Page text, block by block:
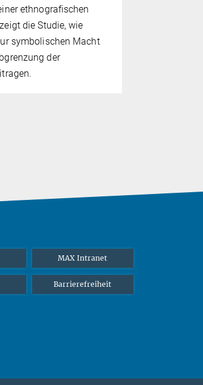
ethnografischen
die Studie, wie
symbolischen Macht
der
MAX Intranet
Barrierefreiheit